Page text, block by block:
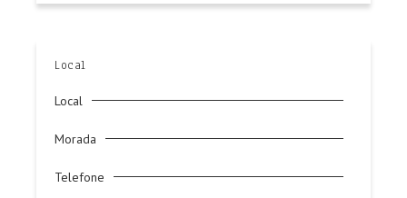
Local
Local
Morada
Telefone